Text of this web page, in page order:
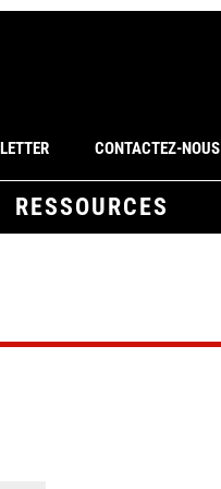
CONTACTEZ-NOUS
RESSOURCES